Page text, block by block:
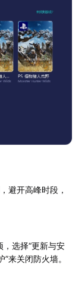
避开高峰时段，
，选择“更新与安
来关闭防火墙。